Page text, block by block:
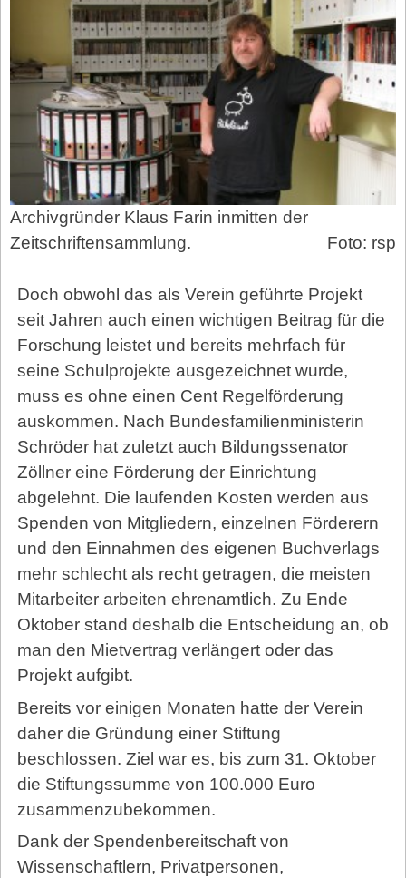
Archivgründer Klaus Farin inmitten der
Zeitschriftensammlung.
Foto: rsp
Doch obwohl das als Verein geführte Projekt
seit Jahren auch einen wichtigen Beitrag für die
Forschung leistet und bereits mehrfach für
seine Schulprojekte ausgezeichnet wurde,
muss es ohne einen Cent Regelförderung
auskommen. Nach Bundesfamilienministerin
Schröder hat zuletzt auch Bildungssenator
Zöllner eine Förderung der Einrichtung
abgelehnt. Die laufenden Kosten werden aus
Spenden von Mitgliedern, einzelnen Förderern
und den Einnahmen des eigenen Buchverlags
mehr schlecht als recht getragen, die meisten
Mitarbeiter arbeiten ehrenamtlich. Zu Ende
Oktober stand deshalb die Entscheidung an, ob
man den Mietvertrag verlängert oder das
Projekt aufgibt.
Bereits vor einigen Monaten hatte der Verein
daher die Gründung einer Stiftung
beschlossen. Ziel war es, bis zum 31. Oktober
die Stiftungssumme von 100.000 Euro
zusammenzubekommen.
Dank der Spendenbereitschaft von
Wissenschaftlern, Privatpersonen,